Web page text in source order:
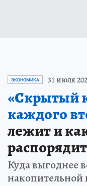
ЭКОНОМИКА 31 июля
«Скрытый
каждого
лежит и
Куда выгоднее
накопительной